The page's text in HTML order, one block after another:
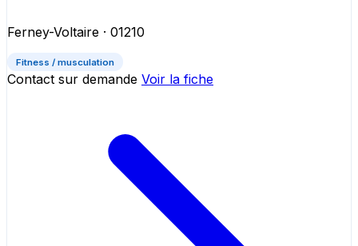
Ferney-Voltaire · 01210
Fitness / musculation
Contact sur demande Voir la fiche